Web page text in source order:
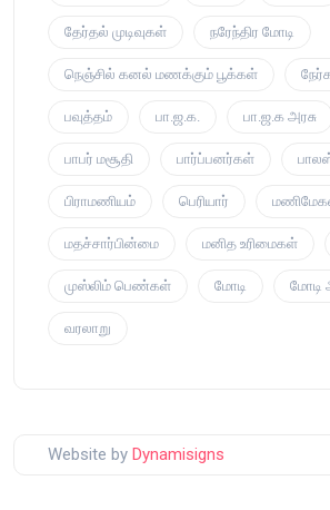
தேர்தல் முடிவுகள் நரேந்திர மோடி
நெஞ்சில் கனல் மணக்கும் பூக்கள்
பவுத்தம் பா.ஜ.க. பா.ஜ.க அரசு
பாபர் மசூதி பார்ப்பனர்கள்
பிராமணியம் பெரியார்
மதச்சார்பின்மை மனித உரிமைகள்
முஸ்லிம் பெண்கள் மோடி மோடி
வரலாறு
Website by Dynamisigns